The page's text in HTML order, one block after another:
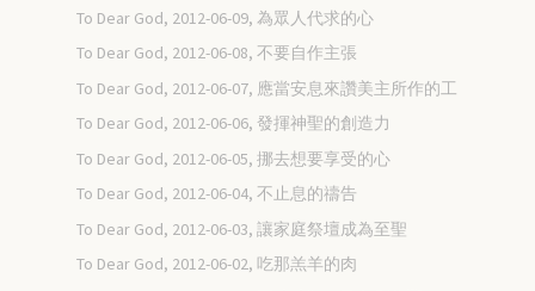
To Dear God, 2012-06-09, 為眾人代求的心
To Dear God, 2012-06-08, 不要自作主張
To Dear God, 2012-06-07, 應當安息來讚美主所作的工
To Dear God, 2012-06-06, 發揮神聖的創造力
To Dear God, 2012-06-05, 挪去想要享受的心
To Dear God, 2012-06-04, 不止息的禱告
To Dear God, 2012-06-03, 讓家庭祭壇成為至聖
To Dear God, 2012-06-02, 吃那羔羊的肉